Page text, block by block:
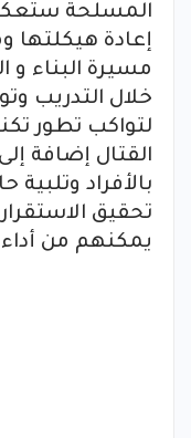
المسلحة
إعادة هيكلتها
مسيرة البناء و
خلال التدريب
لتواكب تطور
القتال إضافة
بالأفراد
تحقيق
يمكنهم من